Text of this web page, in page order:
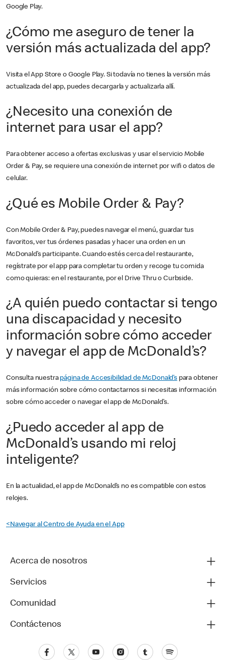
Google Play.
¿Cómo me aseguro de tener la
versión más actualizada del app?
Visita el App Store o Google Play. Si todavía no tienes la versión más
actualizada del app, puedes decargarla y actualizarla allí.
¿Necesito una conexión de
internet para usar el app?
Para obtener acceso a ofertas exclusivas y usar el servicio Mobile
Order & Pay, se requiere una conexión de internet por wifi o datos de
celular.
¿Qué es Mobile Order & Pay?
Con Mobile Order & Pay, puedes navegar el menú, guardar tus
favoritos, ver tus órdenes pasadas y hacer una orden en un
McDonald’s participante. Cuando estés cerca del restaurante,
regístrate por el app para completar tu orden y recoge tu comida
como quieras: en el restaurante, por el Drive Thru o Curbside.
¿A quién puedo contactar si tengo
una discapacidad y necesito
información sobre cómo acceder
y navegar el app de McDonald’s?
Consulta nuestra página de Accesibilidad de McDonald’spara obtener
más información sobre cómo contactarnos si necesitas información
sobre cómo acceder o navegar el app de McDonald’s.
¿Puedo acceder al app de
McDonald’s usando mi reloj
inteligente?
En la actualidad, el app de McDonald’s no es compatible con estos
relojes.
<Navegar al Centro de Ayuda en el App
Acerca de nosotros
Servicios
Comunidad
Contáctenos